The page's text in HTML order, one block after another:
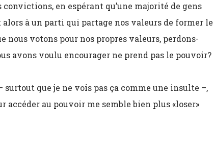
en espérant qu’une majorité de gens
à un parti qui partage nos valeurs de former le
votons pour nos propres valeurs, perdons-
avons voulu encourager ne prend pas le pouvoir?
que je ne vois pas ça comme une insulte –,
au pouvoir me semble bien plus «loser»